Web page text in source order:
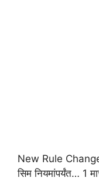
New Rule
सिम नियमांपर्यंत… 1